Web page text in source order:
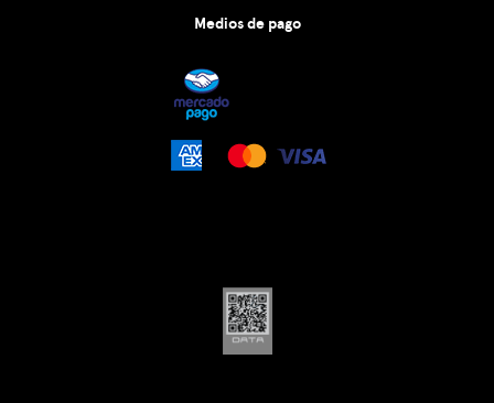
Medios de pago